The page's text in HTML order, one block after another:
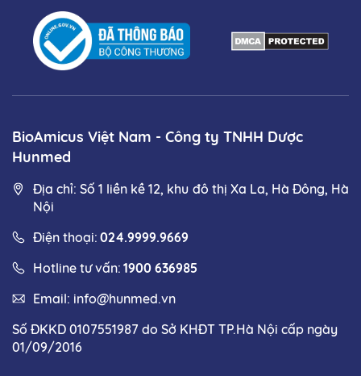
BioAmicus Việt Nam - Công ty TNHH Dược
Hunmed
Địa chỉ: Số 1 liền kề 12, khu đô thị Xa La, Hà Đông, Hà
Nội
Điện thoại: 024.9999.9669
Hotline tư vấn: 1900 636985
Email: info@hunmed.vn
Số ĐKKD 0107551987 do Sở KHĐT TP.Hà Nội cấp ngày
01/09/2016